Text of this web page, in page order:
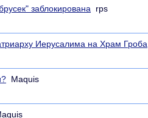
заблокирована rps
Иерусалима на Храм Гроба
Maquis